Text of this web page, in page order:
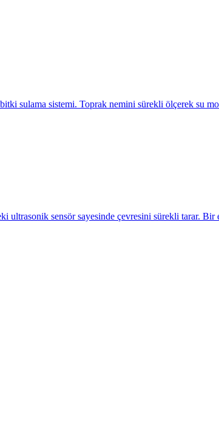
sulama sistemi. Toprak nemini sürekli ölçerek su
sensör sayesinde çevresini sürekli tarar. Bir